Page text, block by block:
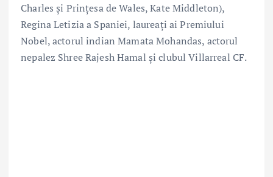
Charles și Prințesa de Wales, Kate Middleton),
Regina Letizia a Spaniei, laureați ai Premiului
Nobel, actorul indian Mamata Mohandas, actorul
nepalez Shree Rajesh Hamal și clubul Villarreal CF.